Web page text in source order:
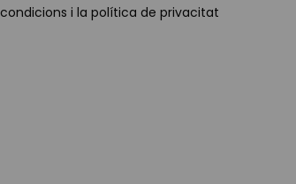
i la política de privacitat